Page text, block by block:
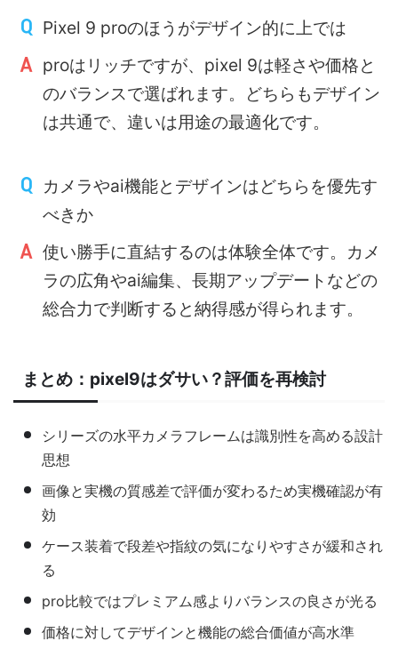
Pixel 9 proのほうがデザイン的に上では
proはリッチですが、pixel 9は軽さや価格と
のバランスで選ばれます。どちらもデザイン
は共通で、違いは用途の最適化です。
カメラやai機能とデザインはどちらを優先す
べきか
使い勝手に直結するのは体験全体です。カメ
ラの広角やai編集、長期アップデートなどの
総合力で判断すると納得感が得られます。
まとめ：pixel9はダサい？評価を再検討
シリーズの水平カメラフレームは識別性を高める設計
思想
画像と実機の質感差で評価が変わるため実機確認が有
効
ケース装着で段差や指紋の気になりやすさが緩和され
る
pro比較ではプレミアム感よりバランスの良さが光る
価格に対してデザインと機能の総合価値が高水準